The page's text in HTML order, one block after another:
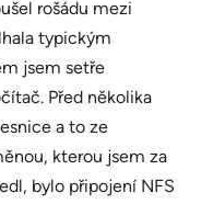
rošádu mezi
typickým
jsem setře
Před několika
a to ze
kterou jsem za
bylo připojení NFS